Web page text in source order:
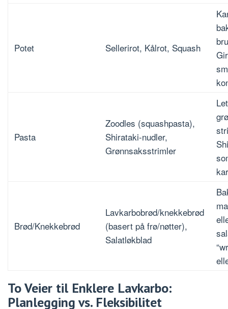
Potet Sellerirot, Kålrot, Squash
Pasta
Zoodles (squashpasta),
Shirataki-nudler,
Grønnsaksstrimler
Brød/Knekkebrød
Lavkarbobrød/knekkebrød
(basert på frø/nøtter),
Salatløkblad
To Veier til Enklere Lavkarbo:
Planlegging vs. Fleksibilitet